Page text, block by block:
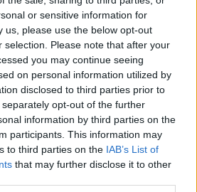
or sensitive information for
us, please use the below opt-out
selection. Please note that after your
you may continue seeing
on personal information utilized by
disclosed to third parties prior to
opt-out of the further
information by third parties on the
participants. This information may
to third parties on the IAB’s List of
that may further disclose it to other
testimonianze hanno spostato
vigili del fuoco impegnati nelle ricerche
Sansepolcro a Perugia con una sosta
Bruno Cappelloni, 53 affetto da
ieri mattina mentre si doveva recare ad
proprio su un convoglio diretto